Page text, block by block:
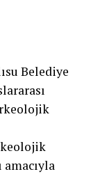
Belediye